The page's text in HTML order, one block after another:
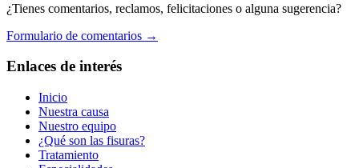
¿Tienes comentarios, reclamos, felicitaciones o alguna sugerencia?
Formulario de comentarios →
Enlaces de interés
Inicio
Nuestra causa
Nuestro equipo
¿Qué son las fisuras?
Tratamiento